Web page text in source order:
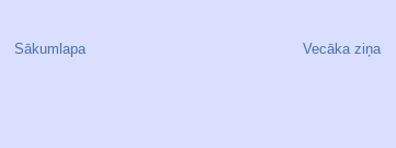
Vecāka ziņa
Sākumlapa